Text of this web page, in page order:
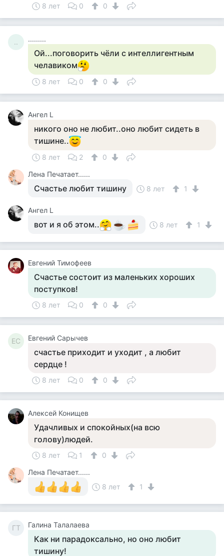
8 лет 0 0
.. .........
Ой...поговорить чёли с интеллигентным
челавиком
8 лет 0 0
Ангел L
никого оно не любит..оно любит сидеть в
тишине..
8 лет 2
0
Лена Печатает......
Счастье любит тишину 8 лет 1
Ангел L
вот и я об этом.. 8 лет 1
Евгений Тимофеев
Счастье состоит из маленьких хороших
поступков!
8 лет 0 0
ЕС Евгений Сарычев
счастье приходит и уходит , а любит
сердце !
8 лет 0 0
Алексей Конищев
Удачливых и спокойных(на всю
голову)людей.
8 лет 1
0
Лена Печатает......
8 лет
1
ГТ Галина Талалаева
Как ни парадоксально, но оно любит
тишину!